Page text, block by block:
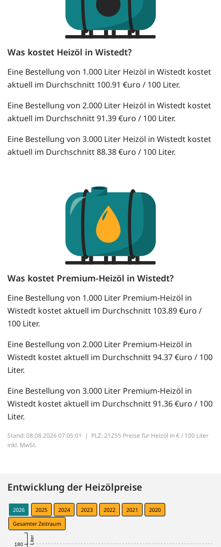
Was kostet Heizöl in Wistedt?
Eine Bestellung von 1.000 Liter Heizöl in Wistedt kostet
aktuell im Durchschnitt 100.91 €uro / 100 Liter.
Eine Bestellung von 2.000 Liter Heizöl in Wistedt kostet
aktuell im Durchschnitt 91.39 €uro / 100 Liter.
Eine Bestellung von 3.000 Liter Heizöl in Wistedt kostet
aktuell im Durchschnitt 88.38 €uro / 100 Liter.
Was kostet Premium-Heizöl in Wistedt?
Eine Bestellung von 1.000 Liter Premium-Heizöl in
Wistedt kostet aktuell im Durchschnitt 103.89 €uro /
100 Liter.
Eine Bestellung von 2.000 Liter Premium-Heizöl in
Wistedt kostet aktuell im Durchschnitt 94.37 €uro / 100
Liter.
Eine Bestellung von 3.000 Liter Premium-Heizöl in
Wistedt kostet aktuell im Durchschnitt 91.36 €uro / 100
Liter.
Stand: 08.08.2026 07:05:01 | PLZ: 21255 Preise für Heizöl in € / 100 Liter
inkl. MwSt.
Entwicklung der Heizölpreise
2026 2025 2024 2023 2022 2021
2020
Gesamter Zeitraum
180